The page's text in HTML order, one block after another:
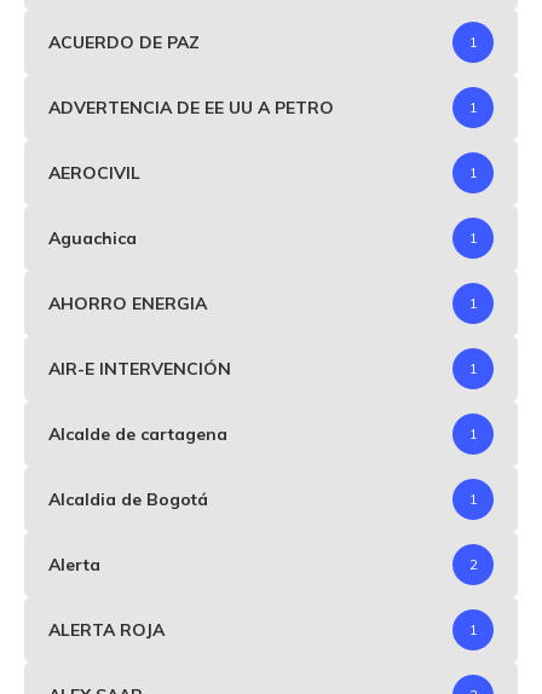
ACUERDO DE PAZ 1
ADVERTENCIA DE EE UU A PETRO 1
AEROCIVIL 1
Aguachica 1
AHORRO ENERGIA 1
AIR-E INTERVENCIÓN 1
Alcalde de cartagena 1
Alcaldia de Bogotá 1
Alerta 2
ALERTA ROJA 1